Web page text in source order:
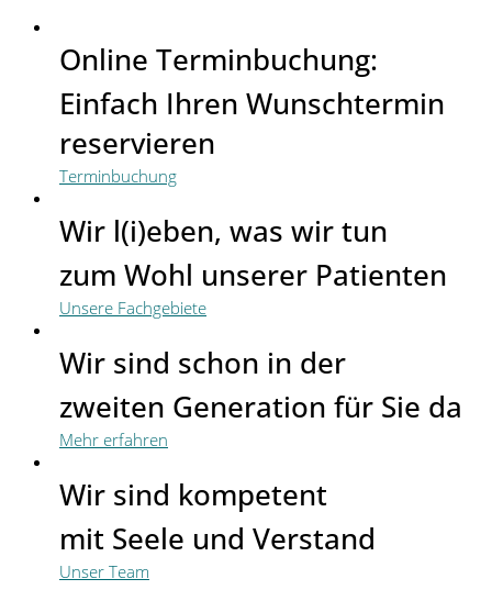
Online Terminbuchung:
Einfach Ihren Wunschtermin
reservieren
Terminbuchung
Wir l(i)eben, was wir tun
zum Wohl unserer Patienten
Unsere Fachgebiete
Wir sind schon in der
zweiten Generation für Sie da
Mehr erfahren
Wir sind kompetent
mit Seele und Verstand
Unser Team